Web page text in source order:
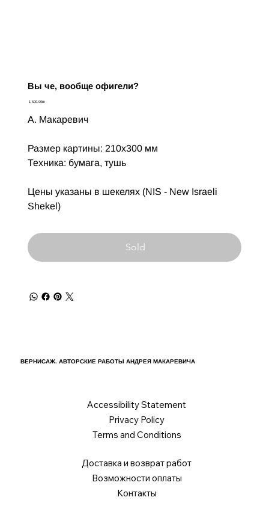
Вы че, вообще офигели?
Цена‏1,500.00 ‏₪
А. Макаревич
Размер картины: 210х300 мм
Техника: бумага, тушь
Цены указаны в шекелях (NIS - New Israeli
Shekel)
Sold
ВЕРНИСАЖ. АВТОРСКИЕ РАБОТЫ АНДРЕЯ МАКАРЕВИЧА
Accessibility Statement
Privacy Policy
Terms and Conditions
Доставка и возврат работ
Возможности оплаты
Контакты